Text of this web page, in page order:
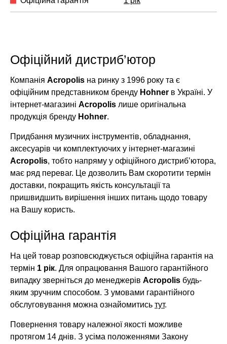
Офіційний дистриб’ютор
Компанія Acropolis на ринку з 1996 року та є
офіційним представником бренду Hohner в Україні. У
інтернет-магазині Acropolis лише оригінальна
продукція бренду Hohner.
Придбання музичних інструментів, обладнання,
аксесуарів чи комплектуючих у інтернет-магазині
Acropolis, тобто напряму у офіційного дистриб’ютора,
має ряд переваг. Це дозволить Вам скоротити термін
доставки, покращить якість консультації та
пришвидшить вирішення інших питань щодо товару
на Вашу користь.
Офіційна гарантія
На цей товар розповсюджується офіційна гарантія на
термін 1 рік. Для опрацювання Вашого гарантійного
випадку зверніться до менеджерів Acropolis будь-
яким зручним способом. З умовами гарантійного
обслуговування можна ознайомитись тут.
Повернення товару належної якості можливе
протягом 14 днів. З усіма положеннями Закону